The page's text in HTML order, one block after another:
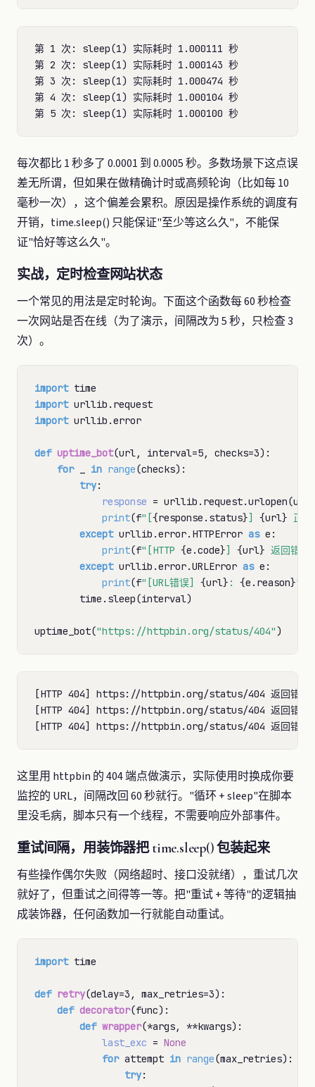
第 1 次: sleep(1) 实际耗时 1.000111 秒
第 2 次: sleep(1) 实际耗时 1.000143 秒
第 3 次: sleep(1) 实际耗时 1.000474 秒
第 4 次: sleep(1) 实际耗时 1.000104 秒
每次都比 1 秒多了 0.0001 到 0.0005 秒。多数场景下这点误
差无所谓，但如果在做精确计时或高频轮询（比如每 10
毫秒一次），这个偏差会累积。原因是操作系统的调度有
开销，time.sleep() 只能保证"至少等这么久"，不能保
证"恰好等这么久"。
实战，定时检查网站状态
一个常见的用法是定时轮询。下面这个函数每 60 秒检查
一次网站是否在线（为了演示，间隔改为 5 秒，只检查 3
次）。
import
import
import urllib.error
def uptime_bot(url, interval=5, checks=3):
for _ in range(checks):
try:
response =
print(f"[{response.status}] {url} 正
except urllib.error.HTTPError as e:
print(f"[HTTP {e.code}] {url} 返回错误"
except urllib.error.URLError as e:
print(f"[URL错误] {url} : {e.reason}"
        time.sleep(interval)
uptime_bot("https://httpbin.org/status/404"
[HTTP 404] https://httpbin.org/status/404 返回错误
[HTTP 404] https://httpbin.org/status/404 返回错误
这里用 httpbin 的 404 端点做演示，实际使用时换成你要
监控的 URL，间隔改回 60 秒就行。"循环 + sleep"在脚本
里没毛病，脚本只有一个线程，不需要响应外部事件。
重试间隔，用装饰器把 time.sleep() 包装起来
有些操作偶尔失败（网络超时、接口没就绪），重试几次
就好了，但重试之间得等一等。把"重试 + 等待"的逻辑抽
成装饰器，任何函数加一行就能自动重试。
import time
def retry(delay=3, max_retries=3):
def decorator(func):
def wrapper(*args, **kwargs):
last_exc = None
for attempt in range(max_retries):
try: